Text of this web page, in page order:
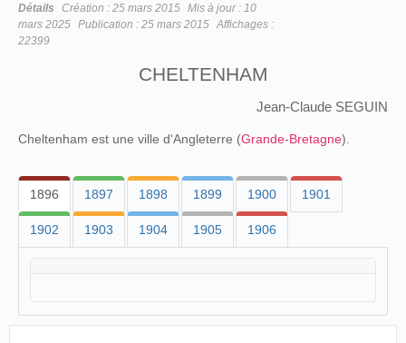
Détails Création : 25 mars 2015 Mis à jour : 10
mars 2025 Publication : 25 mars 2015 Affichages :
22399
CHELTENHAM
Jean-Claude SEGUIN
Cheltenham est une ville d'Angleterre (Grande-Bretagne).
1896 1897 1898 1899 1900 1901
1902 1903 1904 1905 1906